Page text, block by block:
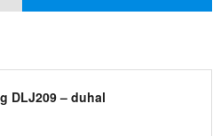
DLJ209 – duhal